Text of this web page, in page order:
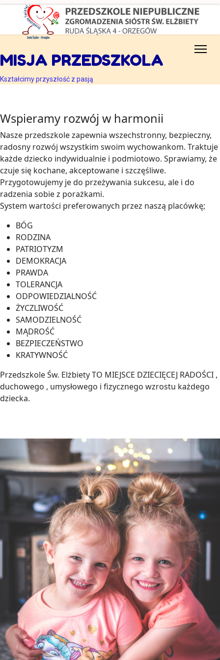
MISJA PRZEDSZKOLA
Kształcimy przyszłość z pasją
Wspieramy rozwój w harmonii
Nasze przedszkole zapewnia wszechstronny, bezpieczny,
radosny rozwój wszystkim swoim wychowankom. Traktuje
każde dziecko indywidualnie i podmiotowo. Sprawiamy, że
czuje się kochane, akceptowane i szczęśliwe.
Przygotowujemy je do przeżywania sukcesu, ale i do
radzenia sobie z porażkami.
System wartości preferowanych przez naszą placówkę;
BÓG
RODZINA
PATRIOTYZM
DEMOKRACJA
PRAWDA
TOLERANCJA
ODPOWIEDZIALNOŚĆ
ŻYCZLIWOŚĆ
SAMODZIELNOŚĆ
MĄDROŚĆ
BEZPIECZEŃSTWO
KRATYWNOŚĆ
Przedszkole Św. Elżbiety TO MIEJSCE DZIECIĘCEJ RADOŚCI ,
duchowego , umysłowego i fizycznego wzrostu każdego
dziecka.